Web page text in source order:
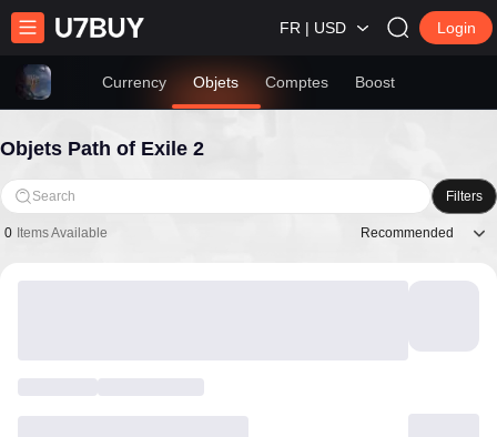
FR | USD Login
Currency Objets Comptes Boost
Objets Path of Exile 2
Search Filters
0 Items Available Recommended